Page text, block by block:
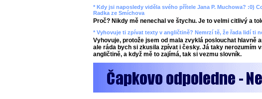
* Kdy jsi naposledy viděla svého přítele Jana P. Muchowa? :0)
Radka ze Smíchova
Proč? Nikdy mě nenechal ve štychu. Je to velmi citlivý a
* Vyhovuje ti zpívat texty v angličtině? Nemrzí tě, že řada lidí ti
Vyhovuje, protože jsem od mala zvyklá poslouchat hlavně
ale ráda bych si zkusila zpívat i česky. Já taky nerozumím
angličtině, a když mě to zajímá, tak si vezmu slovník.